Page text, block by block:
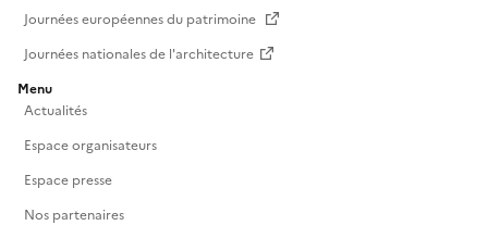
Journées européennes du patrimoine
Journées nationales de l'architecture
Menu
Actualités
Espace organisateurs
Espace presse
Nos partenaires